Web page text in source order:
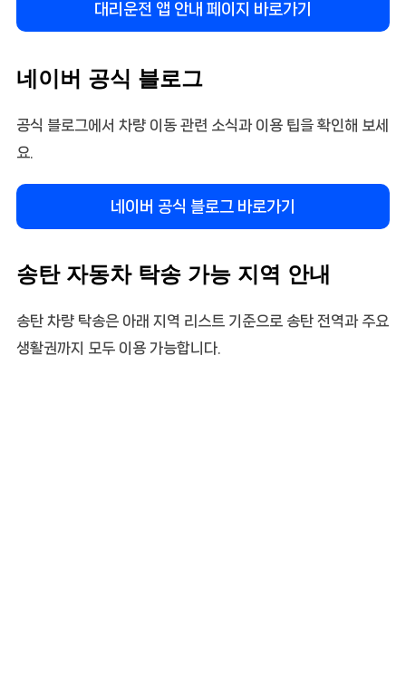
대리운전 앱 안내 페이지 바로가기
네이버 공식 블로그
공식 블로그에서 차량 이동 관련 소식과 이용 팁을 확인해 보세
요.
네이버 공식 블로그 바로가기
송탄 자동차 탁송 가능 지역 안내
송탄 차량 탁송은 아래 지역 리스트 기준으로 송탄 전역과 주요
생활권까지 모두 이용 가능합니다.